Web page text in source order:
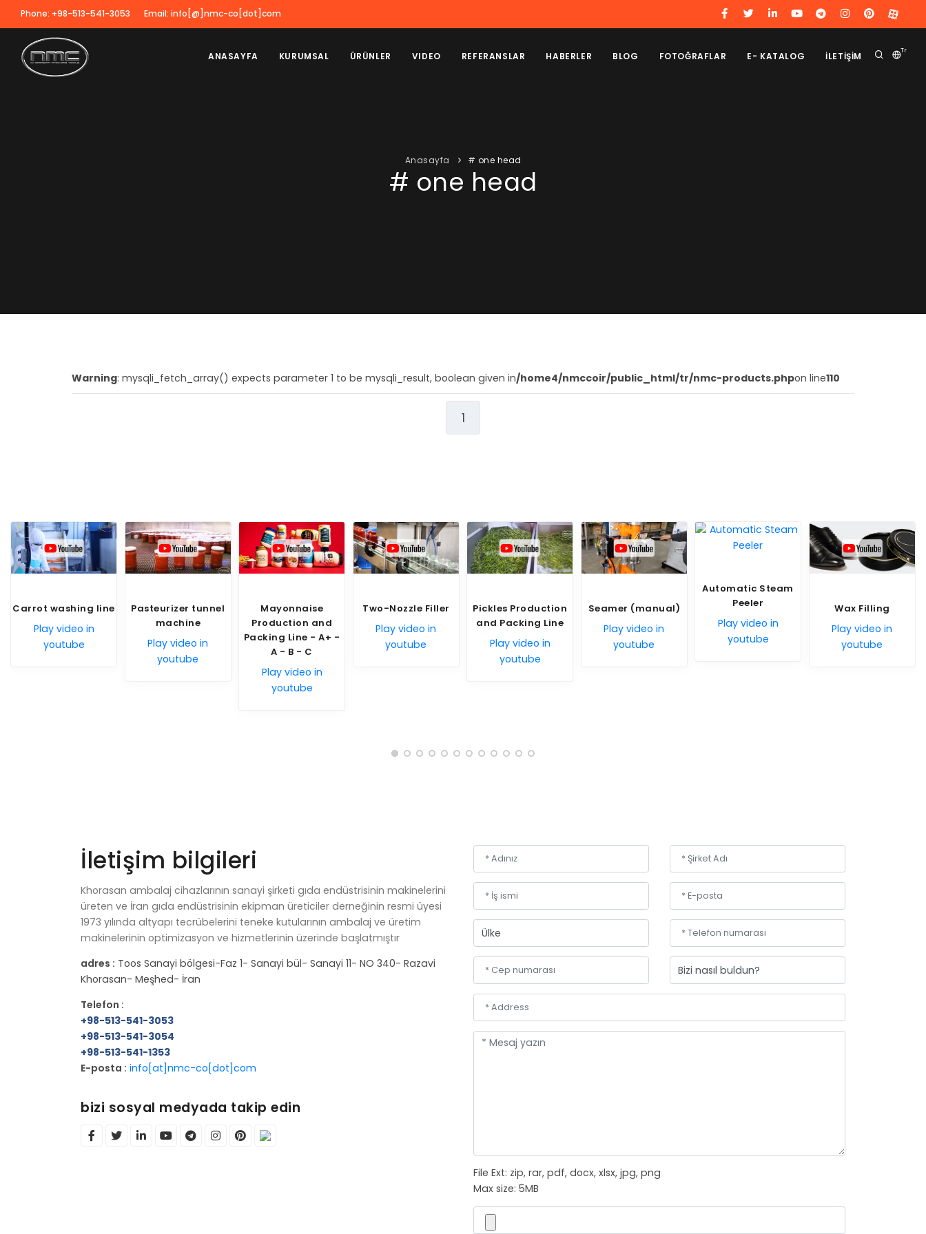
Phone: +98-513-541-3053 Email: info[@]nmc-co[dot]com
Tr
ANASAYFA KURUMSAL ÜRÜNLER VIDEO REFERANSLAR HABERLER BLOG FOTOĞRAFLAR E- KATALOG İLETİŞİM
Anasayfa # one head
# one head
Warning: mysqli_fetch_array() expects parameter 1 to be mysqli_result, boolean given in/home4/nmccoir/public_html/tr/nmc-products.phpon line110
1
line
Pasteurizer tunnel
machine
Play video in
Mayonnaise
Production and
Packing Line - A+ -
A - B - C
Two-Nozzle Filler
Play video in
youtube
Pickles Production
and Packing Line
Play video in
Seamer (manual)
Play video in
youtube
Automatic Steam
Peeler
Play video in
youtube
Wax Filling
Play video in
youtube
Canned Food
Production
Packing Line
meat)
İletişim bilgileri
Khorasan ambalaj cihazlarının sanayi şirketi gıda endüstrisinin makinelerini
üreten ve İran gıda endüstrisinin ekipman üreticiler derneğinin resmi üyesi
1973 yılında altyapı tecrübelerini teneke kutularının ambalaj ve üretim
makinelerinin optimizasyon ve hizmetlerinin üzerinde başlatmıştır
adres : Toos Sanayi bölgesi-Faz 1- Sanayi bül- Sanayi 11- NO 340- Razavi
Khorasan- Meşhed- İran
Telefon :
+98-513-541-3053
+98-513-541-3054
+98-513-541-1353
E-posta : info[at]nmc-co[dot]com
bizi sosyal medyada takip edin
File Ext: zip, rar, pdf, docx, xlsx, jpg, png
Max size: 5MB